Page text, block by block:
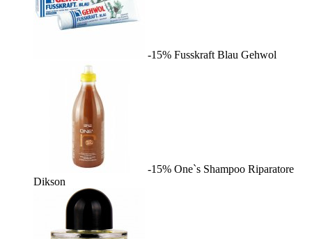
-15% Fusskraft Blau Gehwol
-15% One`s Shampoo Riparatore
Dikson